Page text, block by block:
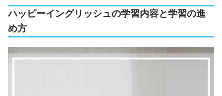
ハッピーイングリッシュの学習内容と学習の進
め方